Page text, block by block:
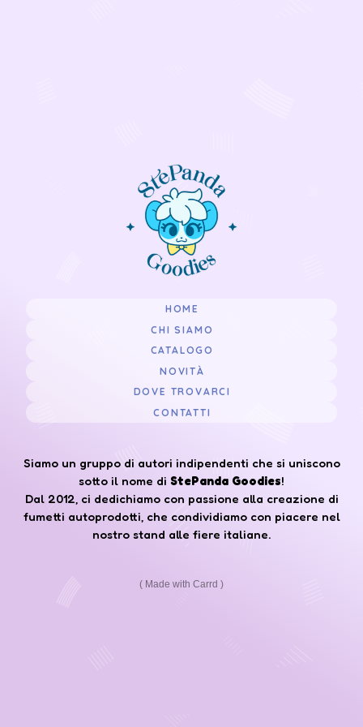
HOME
CHI SIAMO
CATALOGO
NOVITÀ
DOVE TROVARCI
CONTATTI
Siamo un gruppo di autori indipendenti che si uniscono
sotto il nome di StePanda Goodies!
Dal 2012, ci dedichiamo con passione alla creazione di
fumetti autoprodotti, che condividiamo con piacere nel
nostro stand alle fiere italiane.
Made with Carrd